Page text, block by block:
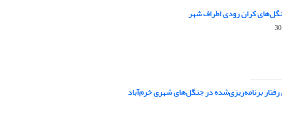
کران رودی اطراف شهر
برنامه‌ریزی‌شده در جنگل‌های شهری خرم‌آباد